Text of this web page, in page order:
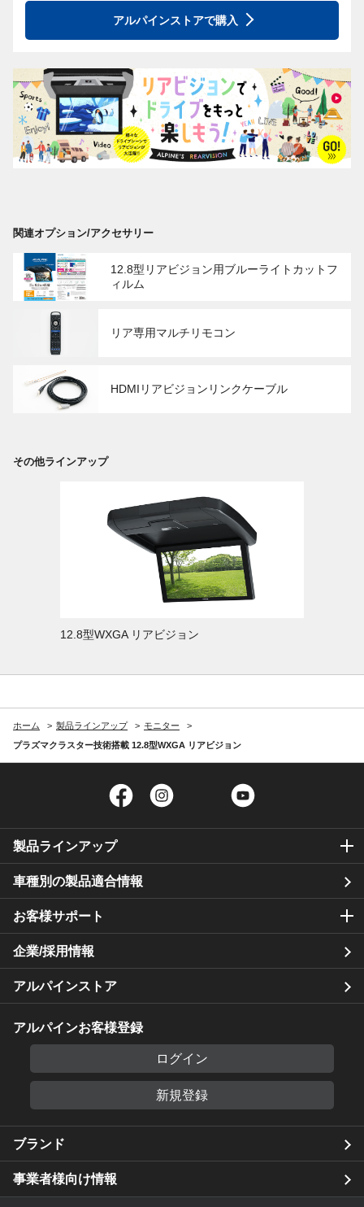
アルパインストアで購入
関連オプション/アクセサリー
12.8型リアビジョン用ブルーライトカットフ
ィルム
リア専用マルチリモコン
HDMIリアビジョンリンクケーブル
その他ラインアップ
12.8型WXGA リアビジョン
ホーム 製品ラインアップ
モニター
プラズマクラスター技術搭載 12.8型WXGA リアビジョン
Facebook Twitter
製品ラインアップ
車種別の製品適合情報
お客様サポート
企業/採用情報
アルパインストア
アルパインお客様登録
ログイン
新規登録
ブランド
事業者様向け情報